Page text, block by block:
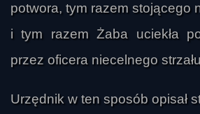
potwora, tym razem stojącego
i tym razem Żaba uciekła
przez oficera niecelnego
Urzędnik w ten sposób opisał